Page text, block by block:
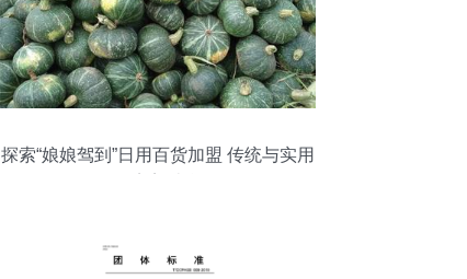
探索“娘娘驾到”日用百货加盟 传统与实用